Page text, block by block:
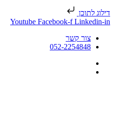
דילוג לתוכן
Youtube Facebook-f Linkedin-in
צור קשר
052-2254848